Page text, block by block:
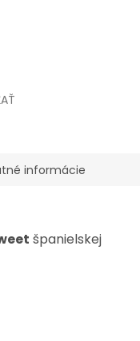
informácie
španielskej